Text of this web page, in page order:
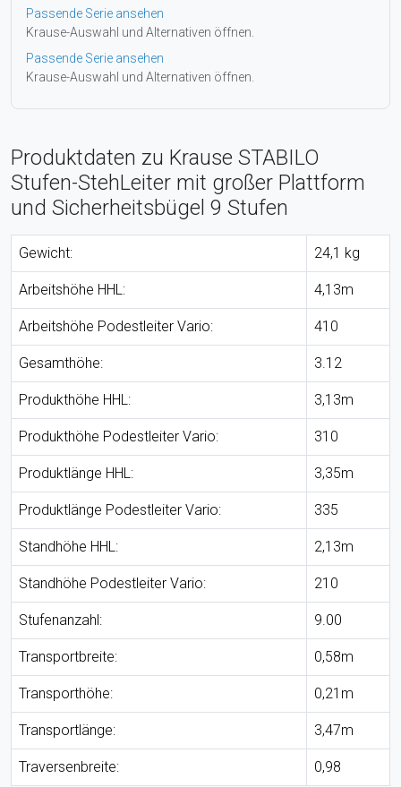
Passende Serie ansehen
Krause-Auswahl und Alternativen öffnen.
Passende Serie ansehen
Krause-Auswahl und Alternativen öffnen.
Produktdaten zu Krause STABILO
Stufen-StehLeiter mit großer Plattform
und Sicherheitsbügel 9 Stufen
Gewicht: 24,1 kg
Arbeitshöhe HHL: 4,13m
Arbeitshöhe Podestleiter Vario: 410
Gesamthöhe: 3.12
Produkthöhe HHL: 3,13m
Produkthöhe Podestleiter Vario: 310
Produktlänge HHL: 3,35m
Produktlänge Podestleiter Vario: 335
Standhöhe HHL: 2,13m
Standhöhe Podestleiter Vario: 210
Stufenanzahl: 9.00
Transportbreite: 0,58m
Transporthöhe: 0,21m
Transportlänge: 3,47m
Traversenbreite: 0,98